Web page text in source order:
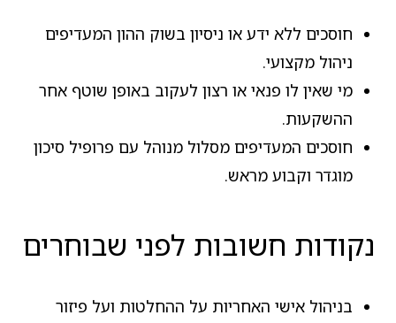
חוסכים ללא ידע או ניסיון בשוק ההון המעדיפים
ניהול מקצועי.
מי שאין לו פנאי או רצון לעקוב באופן שוטף אחר
ההשקעות.
חוסכים המעדיפים מסלול מנוהל עם פרופיל סיכון
מוגדר וקבוע מראש.
נקודות חשובות לפני שבוחרים
בניהול אישי האחריות על ההחלטות ועל פיזור